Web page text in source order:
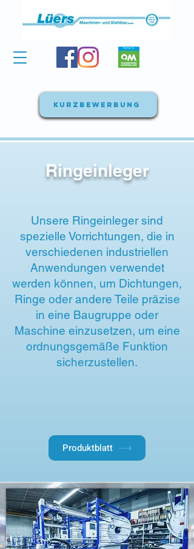
Kurzbewerbung
Ringeinleger
Unsere Ringeinleger sind
spezielle Vorrichtungen, die in
verschiedenen industriellen
Anwendungen verwendet
werden können, um Dichtungen,
Ringe oder andere Teile präzise
in eine Baugruppe oder
Maschine einzusetzen, um eine
ordnungsgemäße Funktion
sicherzustellen.
Produktblatt